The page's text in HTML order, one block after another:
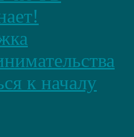
к началу